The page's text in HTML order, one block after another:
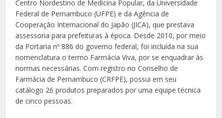
Centro Nordestino de Medicina Popular, da Universidade
Federal de Pernambuco (UFPE) e da Agência de
Cooperação Internacional do Japão (JICA), que prestava
assessoria para prefeituras à época. Desde 2010, por meio
da Portaria nº 886 do governo federal, foi incluída na sua
nomenclatura o termo Farmácia Viva, por se enquadrar às
normas necessárias. Com registro no Conselho de
Farmácia de Pernambuco (CRFPE), possui em seu
catálogo 26 produtos preparados por uma equipe técnica
de cinco pessoas.